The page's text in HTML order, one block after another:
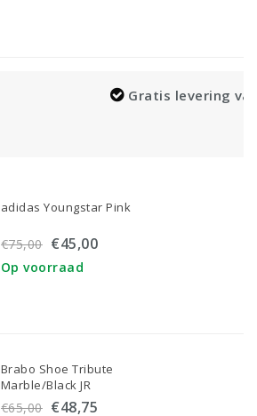
Gratis levering vanaf €100,-
adidas Youngstar Pink
€75,00 €45,00
Op voorraad
Brabo Shoe Tribute
Marble/Black JR
€65,00 €48,75